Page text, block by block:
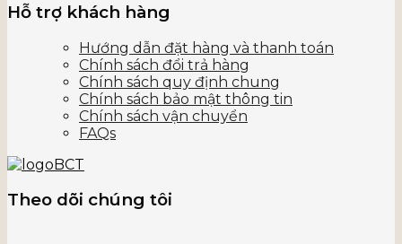
Hỗ trợ khách hàng
Hướng dẫn đặt hàng và thanh toán
Chính sách đổi trả hàng
Chính sách quy định chung
Chính sách bảo mật thông tin
Chính sách vận chuyển
FAQs
Theo dõi chúng tôi